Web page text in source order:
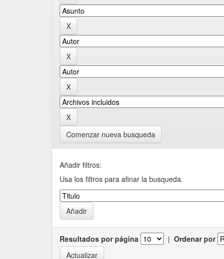
Comenzar nueva busqueda
Añadir filtros:
Usa los filtros para afinar la busqueda.
Resultados por página | Ordenar por